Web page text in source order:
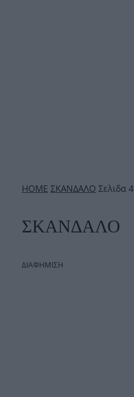
ΗΟΜΕ ΣΚΑΝΔΑΛΟ Σελιδα 4
ΣΚΑΝΔΑΛΟ
ΔΙΑΦΗΜΙΣΗ